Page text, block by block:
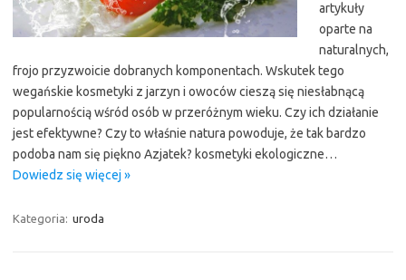
artykuły
oparte na
naturalnych,
frojo przyzwoicie dobranych komponentach. Wskutek tego
wegańskie kosmetyki z jarzyn i owoców cieszą się niesłabnącą
popularnością wśród osób w przeróżnym wieku. Czy ich działanie
jest efektywne? Czy to właśnie natura powoduje, że tak bardzo
podoba nam się piękno Azjatek? kosmetyki ekologiczne…
Dowiedz się więcej »
Kategoria: uroda